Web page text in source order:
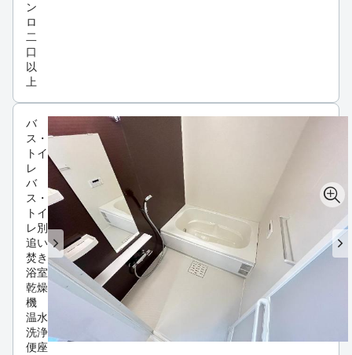
ン
ロ
二
口
以
上
バ
ス・
トイ
レ
バ
ス・
トイ
レ別
追い
焚き
浴室
乾燥
機
温水
洗浄
便座